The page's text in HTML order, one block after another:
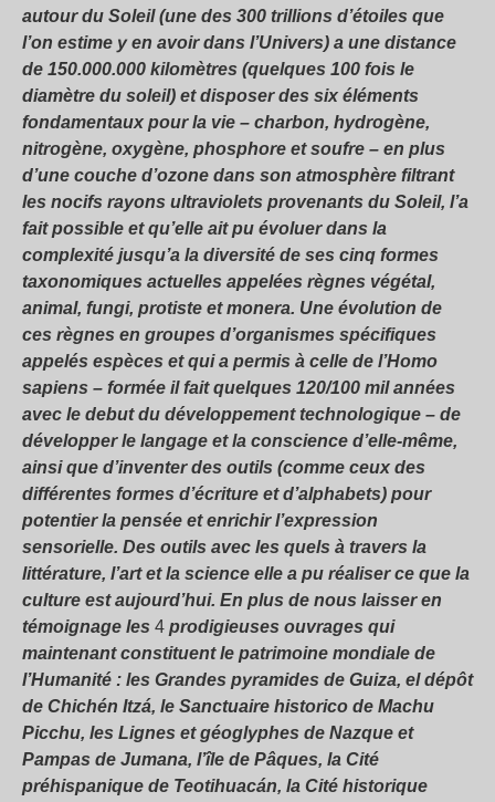
autour du Soleil (une des 300 trillions d’étoiles que
l’on estime y en avoir dans l’Univers) a une distance
de 150.000.000 kilomètres (quelques 100 fois le
diamètre du soleil) et disposer des six éléments
fondamentaux pour la vie – charbon, hydrogène,
nitrogène, oxygène, phosphore et soufre – en plus
d’une couche d’ozone dans son atmosphère filtrant
les nocifs rayons ultraviolets provenants du Soleil, l’a
fait possible et qu’elle ait pu évoluer dans la
complexité jusqu’a la diversité de ses cinq formes
taxonomiques actuelles appelées règnes végétal,
animal, fungi, protiste et monera. Une évolution de
ces règnes en groupes d’organismes spécifiques
appelés espèces et qui a permis à celle de l’Homo
sapiens – formée il fait quelques 120/100 mil années
avec le debut du développement technologique – de
développer le langage et la conscience d’elle-même,
ainsi que d’inventer des outils (comme ceux des
différentes formes d’écriture et d’alphabets) pour
potentier la pensée et enrichir l’expression
sensorielle. Des outils avec les quels à travers la
littérature, l’art et la science elle a pu réaliser ce que la
culture est aujourd’hui. En plus de nous laisser en
témoignage les 4 prodigieuses ouvrages qui
maintenant constituent le patrimoine mondiale de
l’Humanité : les Grandes pyramides de Guiza, el dépôt
de Chichén Itzá, le Sanctuaire historico de Machu
Picchu, les Lignes et géoglyphes de Nazque et
Pampas de Jumana, l’île de Pâques, la Cité
préhispanique de Teotihuacán, la Cité historique